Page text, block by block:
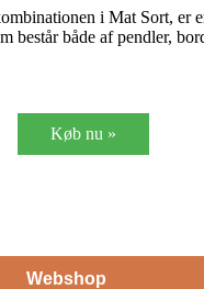
i Mat Sort, er
består både af pendler,
Køb nu »
Webshop